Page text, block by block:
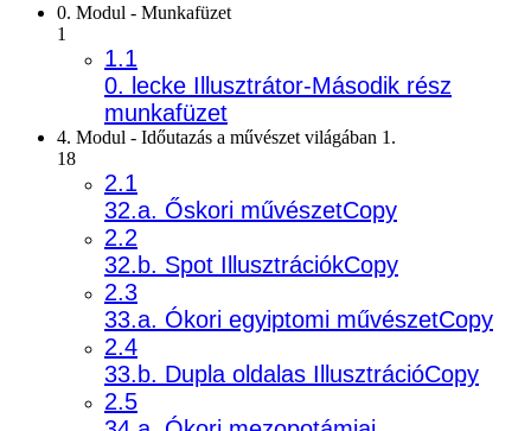
0. Modul - Munkafüzet
1
1.1
0. lecke Illusztrátor-Második rész
munkafüzet
4. Modul - Időutazás a művészet világában 1.
18
2.1
32.a. Őskori művészetCopy
2.2
32.b. Spot IllusztrációkCopy
2.3
33.a. Ókori egyiptomi művészetCopy
2.4
33.b. Dupla oldalas IllusztrációCopy
2.5